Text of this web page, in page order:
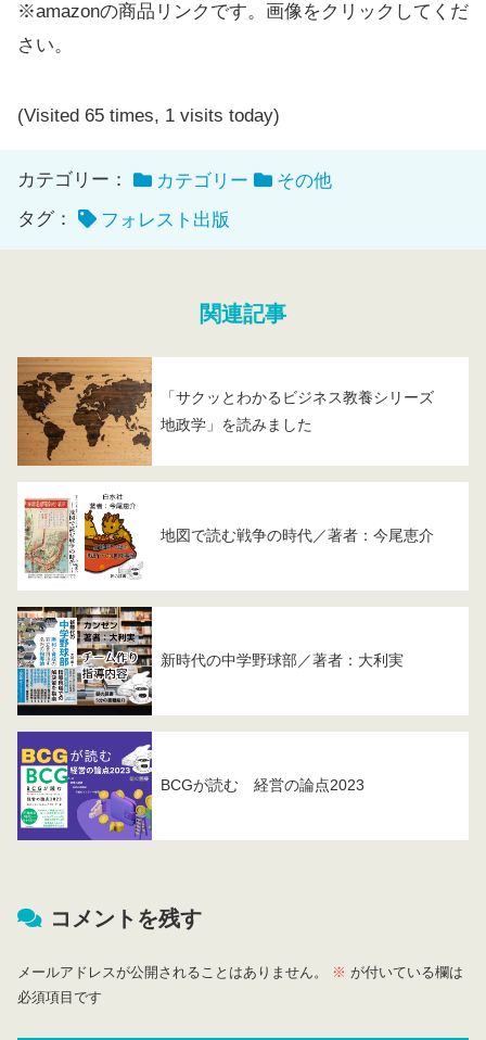
※amazonの商品リンクです。画像をクリックしてくだ
さい。
(Visited 65 times, 1 visits today)
カテゴリー： カテゴリー
その他
タグ：
フォレスト出版
関連記事
「サクッとわかるビジネス教養シリーズ
地政学」を読みました
地図で読む戦争の時代／著者：今尾恵介
新時代の中学野球部／著者：大利実
BCGが読む 経営の論点2023
コメントを残す
メールアドレスが公開されることはありません。 ※ が付いている欄は
必須項目です